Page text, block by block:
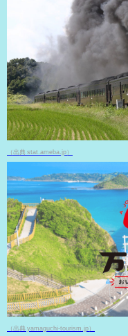
（出典 stat.ameba.jp）
（出典 yamaguchi-tourism.jp）